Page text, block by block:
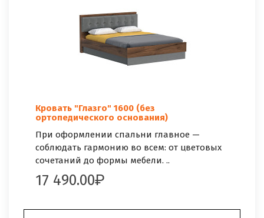
Кровать "Глазго" 1600 (без
ортопедического основания)
При оформлении спальни главное —
соблюдать гармонию во всем: от цветовых
сочетаний до формы мебели. ..
17 490.00